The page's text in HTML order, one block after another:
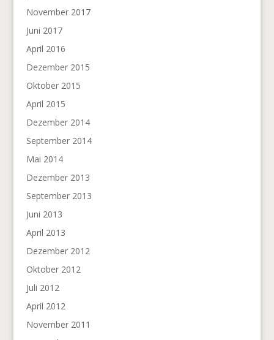
November 2017
Juni 2017
April 2016
Dezember 2015
Oktober 2015
April 2015
Dezember 2014
September 2014
Mai 2014
Dezember 2013
September 2013
Juni 2013
April 2013
Dezember 2012
Oktober 2012
Juli 2012
April 2012
November 2011